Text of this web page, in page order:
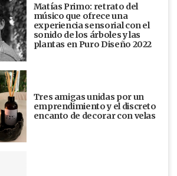
Matías Primo: retrato del
músico que ofrece una
experiencia sensorial con el
sonido de los árboles y las
plantas en Puro Diseño 2022
Tres amigas unidas por un
emprendimiento y el discreto
encanto de decorar con velas